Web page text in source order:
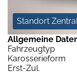
Standort
Allgemeine
Fahrzeugtyp
Karosserieform
Erst-Zul.